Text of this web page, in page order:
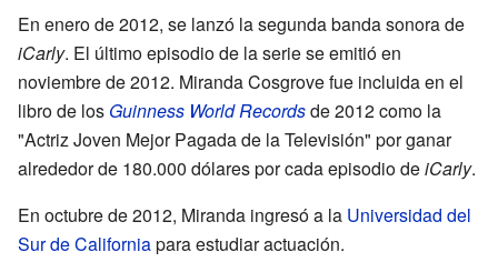
En enero de 2012, se lanzó la segunda banda sonora de
iCarly. El último episodio de la serie se emitió en
noviembre de 2012. Miranda Cosgrove fue incluida en el
libro de los Guinness World Recordsde 2012 como la
"Actriz Joven Mejor Pagada de la Televisión" por ganar
alrededor de 180.000 dólares por cada episodio deiCarly.
En octubre de 2012, Miranda ingresó a la Universidad del
Sur de Californiapara estudiar actuación.